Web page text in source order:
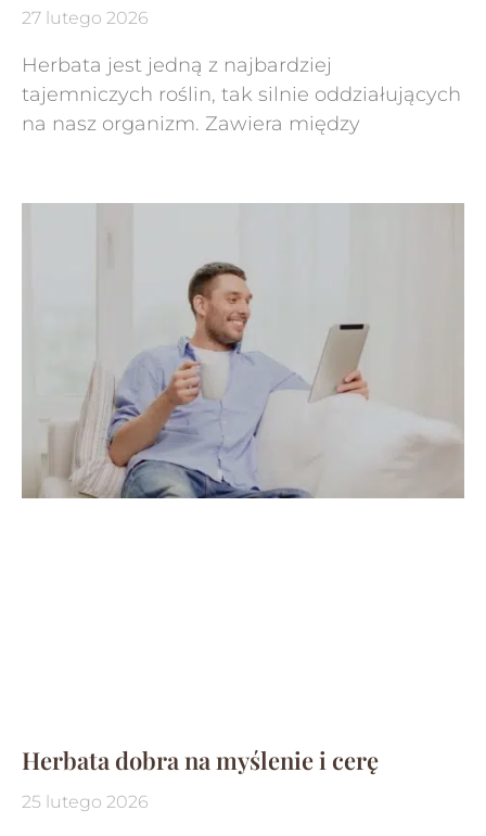
27 lutego 2026
Herbata jest jedną z najbardziej
tajemniczych roślin, tak silnie oddziałujących
na nasz organizm. Zawiera między
Herbata dobra na myślenie i cerę
25 lutego 2026